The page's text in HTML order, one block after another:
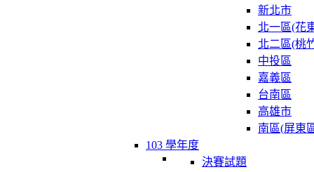
新北市
北一區(花
北二區(桃
中投區
嘉義區
台南區
高雄市
南區(屏東
103 學年度
決賽試題